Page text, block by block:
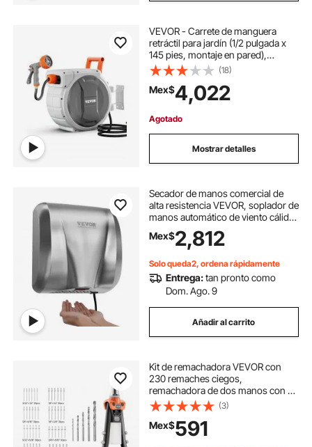
VEVOR - Carrete de manguera
retráctil para jardín (1/2 pulgada x
145 pies, montaje en pared),
resistente, con boquilla de 9
patrones, bloqueo de cualquier
longitud, sistema de retorno lento
mejorado y soporte giratorio de
180°.
(18)
Mex$4,022
Agotado
Mostrar detalles
Secador de manos comercial de
alta resistencia VEVOR, soplador de
manos automático de viento cálido
de acero inoxidable de alta
velocidad de 1300 W, 120 V, con
enchufe/cableado, dos opciones de
potencia, compatible con baños
comerciales e industriales.
Mex$2,812
Solo queda2, ordena rápidamente
Entrega:tan pronto como
Dom. Ago. 9
Añadir al carrito
Kit de remachadora VEVOR con
230 remaches ciegos,
remachadora de dos manos con 5
boquillas intercambiables, 5 brocas
y estuche de transporte.
Herramienta manual para metal,
automoción, hogar y bricolaje.
(3)
Mex$591